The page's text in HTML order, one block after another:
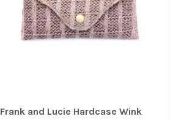
Frank and Lucie Hardcase Wink